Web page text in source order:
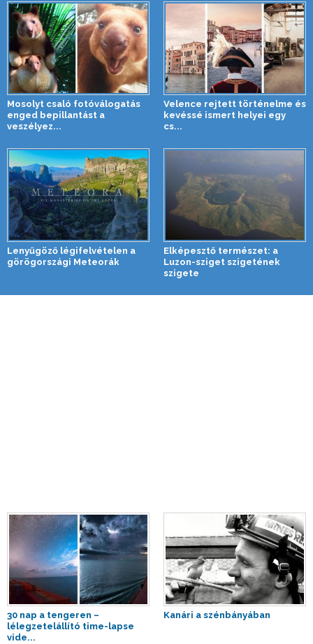
Mosolyt csaló fotóválogatás
enged bepillantást a
veszélyez...
Velence rejtett történelme és
kevéssé ismert helyei egy
cs...
Lenyűgöző légifelvételen a
görögországi Meteorák
Elképesztő természet: a
Luzon-sziget szigetének
szigete
30 nap a tengeren –
lélegzetelállító time-lapse
vide...
Kanári a szénbányában